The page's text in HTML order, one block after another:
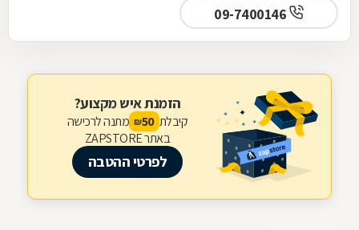
הזמנת איש מקצוע?
קיבלת 50
₪ מתנה לרכישה
באתר ZAPSTORE
לפרטי ההטבה